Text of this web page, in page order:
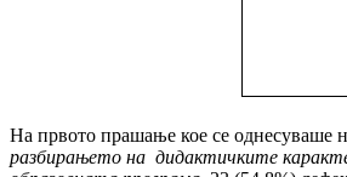
На првото прашање кое се однесуваше
разбирањето на дидак­тич­ките